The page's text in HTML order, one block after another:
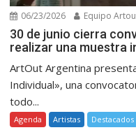
06/23/2026 Equipo
30 de junio cierra
realizar una muestra
ArtOut Argentina
Individual», una
todo...
Agenda Artistas Destacados